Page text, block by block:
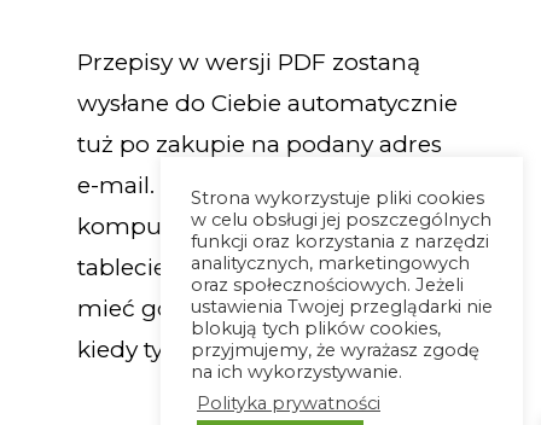
Przepisy w wersji PDF zostaną
wysłane do Ciebie automatycznie
tuż po zakupie na podany adres
e-mail. Otworzysz go na
komputerze, telefonie oraz
tablecie, dzięki czemu możesz
mieć go już zawsze przy sobie,
kiedy tylko go potrzebujesz!
Strona wykorzystuje pliki cookies
w celu obsługi jej poszczególnych
funkcji oraz korzystania z narzędzi
analitycznych, marketingowych
oraz społecznościowych. Jeżeli
ustawienia Twojej przeglądarki nie
blokują tych plików cookies,
przyjmujemy, że wyrażasz zgodę
na ich wykorzystywanie.
Polityka prywatności